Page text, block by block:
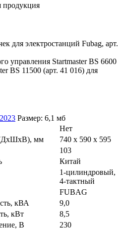
продукция
для электростанций Fubag, арт.
управления Startmaster BS 6600
BS 11500 (арт. 41 016) для
Размер: 6,1 мб
Нет
(ДхШхВ), мм
740 x 590 x 595
103
Китай
1-цилиндровый,
4-тактный
FUBAG
кВА
9,0
кВт
8,5
В
230